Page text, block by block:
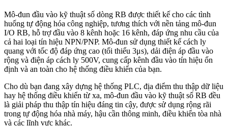
Mô-đun đầu vào kỹ thuật số dòng RB được thiết kế cho các tình
huống tự động hóa công nghiệp, tương thích với nền tảng mô-đun
I/O RB, hỗ trợ đầu vào 8 kênh hoặc 16 kênh, đáp ứng nhu cầu của
cả hai loại tín hiệu NPN/PNP. Mô-đun sử dụng thiết kế cách ly
quang với tốc độ đáp ứng cao (tối thiểu 3μs), dải điện áp đầu vào
rộng và điện áp cách ly 500V, cung cấp kênh đầu vào tín hiệu ổn
định và an toàn cho hệ thống điều khiển của bạn.
Cho dù bạn đang xây dựng hệ thống PLC, địa điểm thu thập dữ liệu
hay hệ thống điều khiển từ xa, mô-đun đầu vào kỹ thuật số RB đều
là giải pháp thu thập tín hiệu đáng tin cậy, được sử dụng rộng rãi
trong tự động hóa nhà máy, hậu cần thông minh, điều khiển tòa nhà
và các lĩnh vực khác.